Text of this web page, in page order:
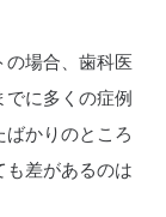
の場合、歯科医
でに多くの症例
かりのところ
も差があるのは